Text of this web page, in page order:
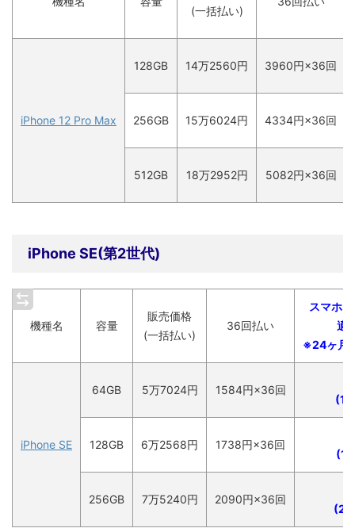
(一括払い)
iPhone 12 Pro Max
128GB 14万2560円 3960円×36回
256GB 15万6024円 4334円×36回
512GB 18万2952円 5082円×36回
iPhone SE(第2世代)
機種名 容量
販売価格
(一括払い)
36回払い
スマホ
適
※24ヶ月
iPhone SE
64GB 5万7024円 1584円×36回
(
128GB 6万2568円 1738円×36回
(
256GB 7万5240円 2090円×36回
(